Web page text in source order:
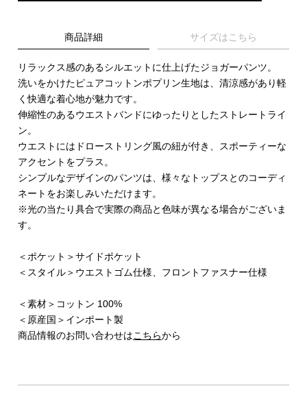
商品詳細 サイズはこちら
リラックス感のあるシルエットに仕上げたジョガーパンツ。
洗いをかけたピュアコットンポプリン生地は、清涼感があり軽
く快適な着心地が魅力です。
伸縮性のあるウエストバンドにゆったりとしたストレートライ
ン。
ウエストにはドローストリング風の紐が付き、スポーティーな
アクセントをプラス。
シンプルなデザインのパンツは、様々なトップスとのコーディ
ネートをお楽しみいただけます。
※光の当たり具合で実際の商品と色味が異なる場合がございま
す。
＜ポケット＞サイドポケット
＜スタイル＞ウエストゴム仕様、フロントファスナー仕様
＜素材＞コットン 100%
＜原産国＞インポート製
商品情報のお問い合わせはこちらから